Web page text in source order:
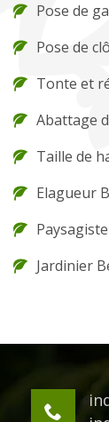
Pose de
Pose de
Tonte et
Abattage
Taille de
Elagueur
Jardinier